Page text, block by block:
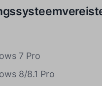
7 Pro
8/8.1 Pro